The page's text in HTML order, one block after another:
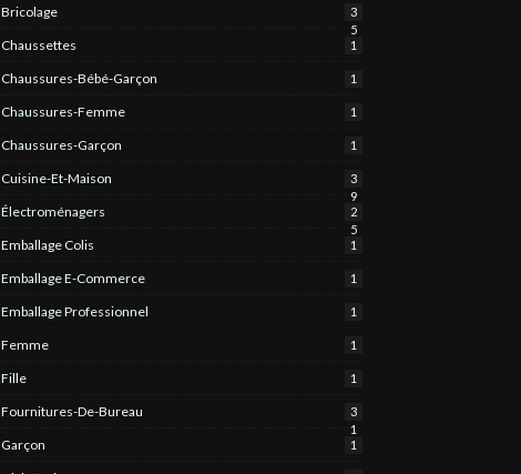
Bricolage
3
5
Chaussettes 1
Chaussures-Bébé-Garçon 1
Chaussures-Femme 1
Chaussures-Garçon 1
Cuisine-Et-Maison
3
9
Électroménagers
2
5
Emballage Colis 1
Emballage E-Commerce 1
Emballage Professionnel 1
Femme 1
Fille 1
Fournitures-De-Bureau
3
1
Garçon 1